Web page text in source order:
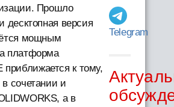
Прошло
десктопная версия
мощным
платформа
приближается к тому,
сочетании и
а в
Telegram